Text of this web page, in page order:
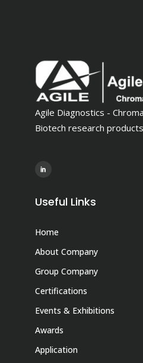
Agile Diagnostics -
Biotech research
Useful Links
Home
About Company
Group Company
Certifications
Events & Exhibitions
Awards
Application